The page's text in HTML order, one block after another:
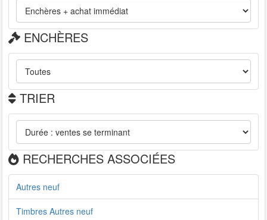
ENCHÈRES
TRIER
RECHERCHES ASSOCIÉES
Autres neuf
Timbres Autres neuf